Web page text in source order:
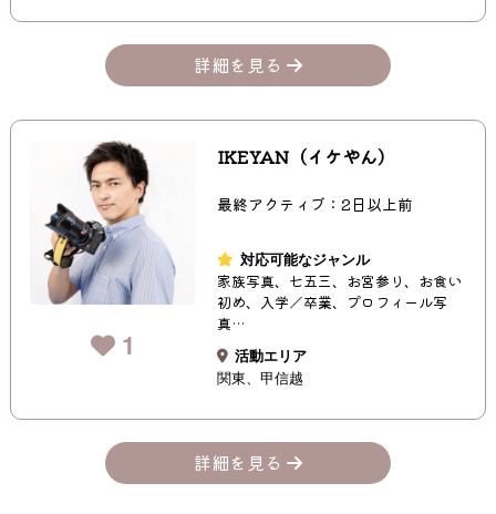
詳細を見る
1
IKEYAN（イケやん）
最終アクティブ：2日以上前
対応可能なジャンル
家族写真、七五三、お宮参り、お食い
初め、入学／卒業、プロフィール写
真…
活動エリア
関東
甲信越
詳細を見る